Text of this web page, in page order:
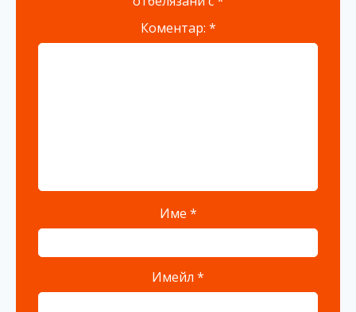
Коментар: *
Име *
Имейл *